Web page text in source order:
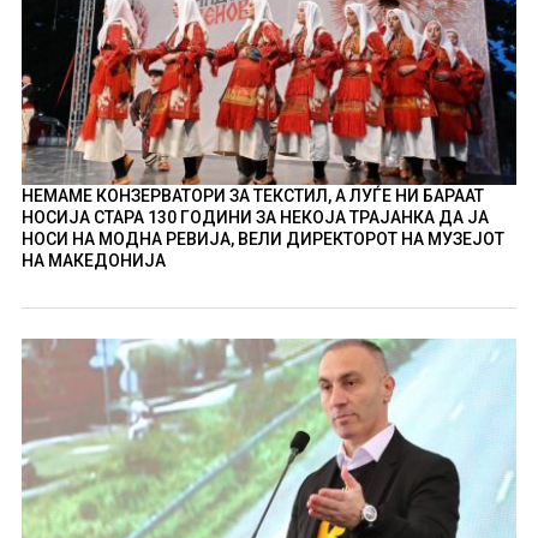
НЕМАМЕ КОНЗЕРВАТОРИ ЗА ТЕКСТИЛ, А ЛУЃЕ НИ БАРААТ
НОСИЈА СТАРА 130 ГОДИНИ ЗА НЕКОЈА ТРАЈАНКА ДА ЈА
НОСИ НА МОДНА РЕВИЈА, ВЕЛИ ДИРЕКТОРОТ НА МУЗЕЈОТ
НА МАКЕДОНИЈА